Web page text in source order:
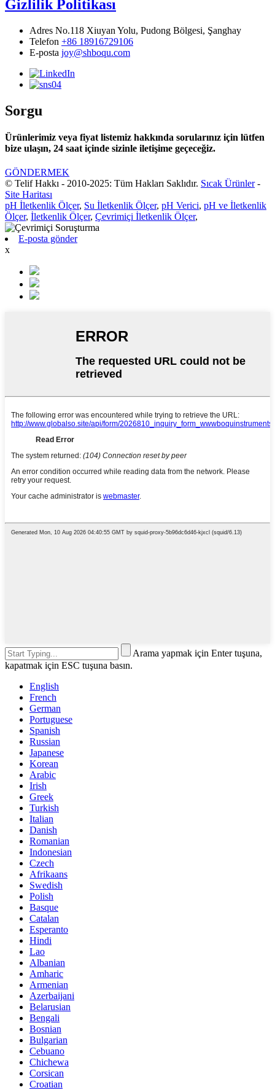
Gizlilik Politikası
Adres No.118 Xiuyan Yolu, Pudong Bölgesi, Şanghay
Telefon +86 18916729106
E-posta joy@shboqu.com
Sorgu
Ürünlerimiz veya fiyat listemiz hakkında sorularınız için lütfen
bize ulaşın, 24 saat içinde sizinle iletişime geçeceğiz.
GÖNDERMEK
© Telif Hakkı - 2010-2025: Tüm Hakları Saklıdır. Sıcak Ürünler-
Site Haritası
pH İletkenlik Ölçer, Su İletkenlik Ölçer, pH Verici, pH ve İletkenlik
Ölçer, İletkenlik Ölçer, Çevrimiçi İletkenlik Ölçer,
E-posta gönder
x
Arama yapmak için Enter tuşuna,
kapatmak için ESC tuşuna basın.
English
French
German
Portuguese
Spanish
Russian
Japanese
Korean
Arabic
Irish
Greek
Turkish
Italian
Danish
Romanian
Indonesian
Czech
Afrikaans
Swedish
Polish
Basque
Catalan
Esperanto
Hindi
Lao
Albanian
Amharic
Armenian
Azerbaijani
Belarusian
Bengali
Bosnian
Bulgarian
Cebuano
Chichewa
Corsican
Croatian